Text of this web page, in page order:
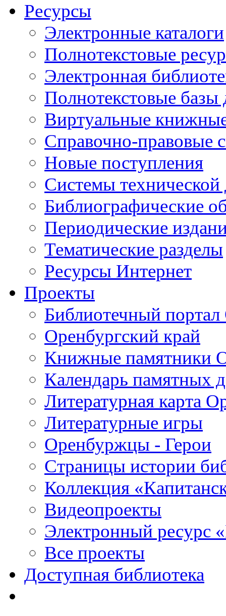
Ресурсы
Электронные каталоги
Полнотекстовые
Электронная
Полнотекстовые
Виртуальные
Справочно-правовые
Новые поступления
Cистемы
Библиографические
Периодические
Тематические разделы
Ресурсы Интернет
Проекты
Библиотечный портал
Оренбургский край
Книжные памятники
Календарь памятных
Литературная карта
Литературные игры
Оренбуржцы - Герои
Страницы истории
Коллекция
Видеопроекты
Электронный ресурс
Все проекты
Доступная библиотека